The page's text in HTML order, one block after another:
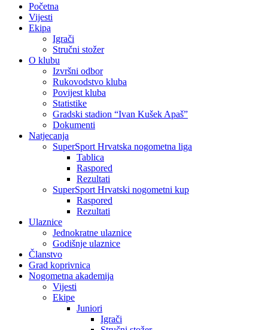
Početna
Vijesti
Ekipa
Igrači
Stručni stožer
O klubu
Izvršni odbor
Rukovodstvo kluba
Povijest kluba
Statistike
Gradski stadion “Ivan Kušek Apaš”
Dokumenti
Natjecanja
SuperSport Hrvatska nogometna liga
Tablica
Raspored
Rezultati
SuperSport Hrvatski nogometni kup
Raspored
Rezultati
Ulaznice
Jednokratne ulaznice
Godišnje ulaznice
Članstvo
Grad koprivnica
Nogometna akademija
Vijesti
Ekipe
Juniori
Igrači